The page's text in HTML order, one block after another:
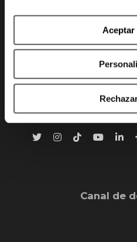
Aceptar
Gran Vía 80 -
(+34) 944 70
Canal de